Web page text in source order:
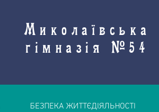
Миколаївська
гімназія №54
БЕЗПЕКА ЖИТТЄДІЯЛЬНОСТІ